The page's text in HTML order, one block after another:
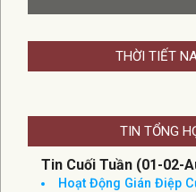
THỜI TIẾT
TIN TỔNG
Tin Cuối Tuần (01-02-
Hoạt Động Gián Điệp